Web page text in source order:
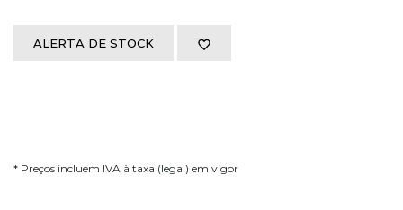
ALERTA DE STOCK
* Preços incluem IVA à taxa (legal) em vigor